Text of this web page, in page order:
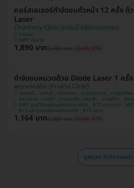
คอร์สเลเซอร์กำจัดขนทั่วหน้า 12 ครั้ง ด้
Laser
Charmmy Clinic (ชาร์มมี่ คลินิกเวชกรรม)
บางเขน
MRT มัยลาภ
1,890 บาท2,700 บาท ประหยัด 30%
กำจัดขนหนวดด้วย Diode Laser 1 ครั้ง
พฤกษาคลินิก (Pruksa Clinic)
ปทุมธานี , นนทบุรี , คลองสาน , สมุทรปราการ , บางขุนเทียน , ดินแดง ,
MRT ศูนย์วัฒนธรรมแห่งประเทศไทย , BTS ศาลาแดง , MRT สีลม , BTS อารีย์ ,
BTS มหาวิทยาลัยเกษตรศาสตร์ , BTS สยาม
1,164 บาท2,000 บาท ประหยัด 42%
ดูหมวด กำจัดขนหน้า